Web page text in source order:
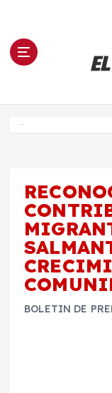
n El
BOLETIN DE